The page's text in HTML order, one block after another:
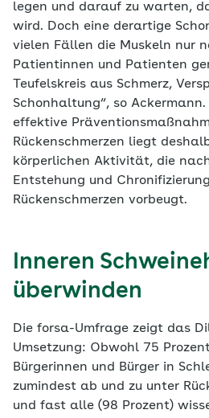
legen und darauf zu warten,
wird. Doch eine derartige
vielen Fällen die Muskeln nur
Patientinnen und Patienten
Teufelskreis aus Schmerz,
Schonhaltung“, so
effektive
Rückenschmerzen liegt
körperlichen Aktivität, die
Entstehung und
Rückenschmerzen vorbeugt.
Inneren
überwinden
Die forsa-Umfrage zeigt das
Umsetzung: Obwohl 75
Bürgerinnen und Bürger in
zumindest ab und zu unter
und fast alle (98 Prozent)